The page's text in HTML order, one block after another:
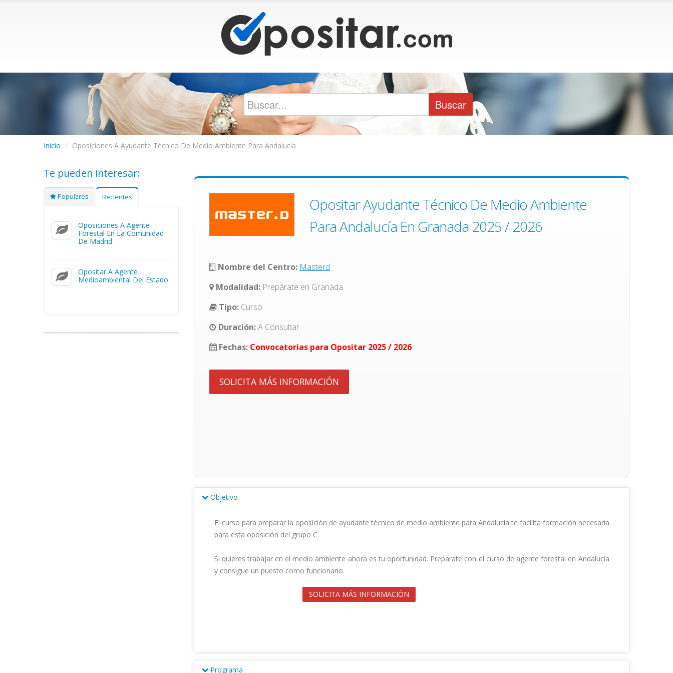
Inicio / Oposiciones A Ayudante Técnico De Medio Ambiente Para Andalucía
Opositar Ayudante Técnico De Medio Ambiente
Para Andalucía En Granada 2025 / 2026
Nombre del Centro: Masterd
Modalidad: Prepárate en Granada
Tipo: Curso
Duración:A Consultar
Fechas: Convocatorias para Opositar 2025 / 2026
SOLICITA MÁS INFORMACIÓN
Objetivo
El curso para preparar la oposición de ayudante técnico de medio ambiente para Andalucía te facilita formación necesaria
para esta oposición del grupo C.
Si quieres trabajar en el medio ambiente ahora es tu oportunidad. Preparate con el curso de agente forestal en Andalucía
y consigue un puesto como funcionario.
SOLICITA MÁS INFORMACIÓN
Programa
Te pueden interesar:
Populares Recientes
Oposiciones A Agente
Forestal En La Comunidad
De Madrid
Opositar A Agente
Medioambiental Del Estado